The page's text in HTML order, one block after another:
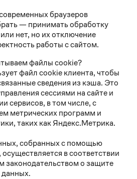
браузеров
— принимать обработку
нет, но их отключение
работы с сайтом.
файлы cookie?
файл cookie клиента, чтобы
сведения из кэша. Это
сессиями на сайте и
сервисов, в том числе, с
метрических программ и
таких как Яндекс.Метрика.
собранных с помощью
в соответствии
законодательством о защите